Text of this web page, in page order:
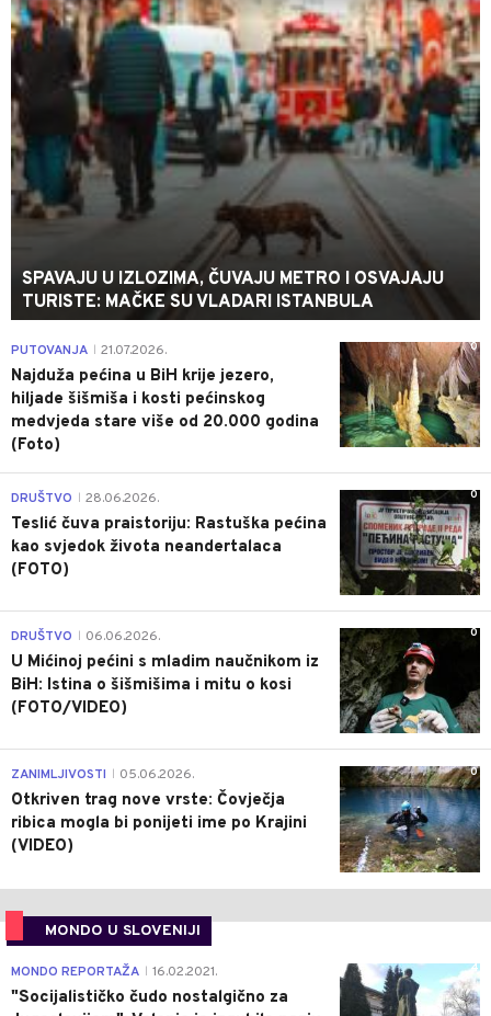
SPAVAJU U IZLOZIMA, ČUVAJU METRO I OSVAJAJU
TURISTE: MAČKE SU VLADARI ISTANBULA
0
PUTOVANJA 21.07.2026.
Najduža pećina u BiH krije jezero,
hiljade šišmiša i kosti pećinskog
medvjeda stare više od 20.000 godina
(Foto)
0
DRUŠTVO 28.06.2026.
Teslić čuva praistoriju: Rastuška pećina
kao svjedok života neandertalaca
(FOTO)
0
DRUŠTVO 06.06.2026.
U Mićinoj pećini s mladim naučnikom iz
BiH: Istina o šišmišima i mitu o kosi
(FOTO/VIDEO)
0
ZANIMLJIVOSTI 05.06.2026.
Otkriven trag nove vrste: Čovječja
ribica mogla bi ponijeti ime po Krajini
(VIDEO)
MONDO U SLOVENIJI
4
MONDO REPORTAŽA 16.02.2021.
"Socijalističko čudo nostalgično za